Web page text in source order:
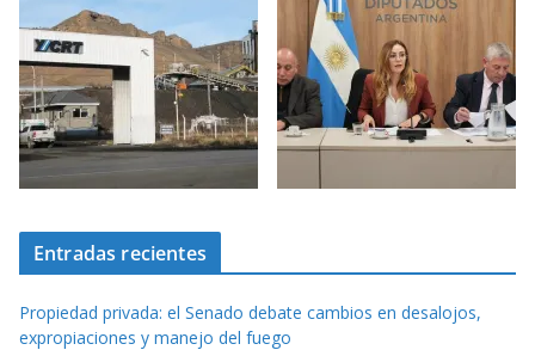
Entradas recientes
Propiedad privada: el Senado debate cambios en desalojos,
expropiaciones y manejo del fuego